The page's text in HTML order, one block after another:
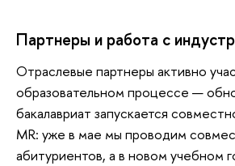
Партнеры и работа с
Отраслевые партнеры активно
образовательном процессе —
бакалавриат запускается
MR: уже в мае мы проводим
абитуриентов, а в новом учебном